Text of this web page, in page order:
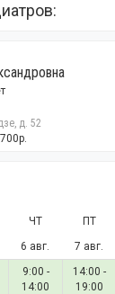
д. 52
ЧТ ПТ
6 авг. 7 авг.
9:00 -
14:00
14:00 -
19:00